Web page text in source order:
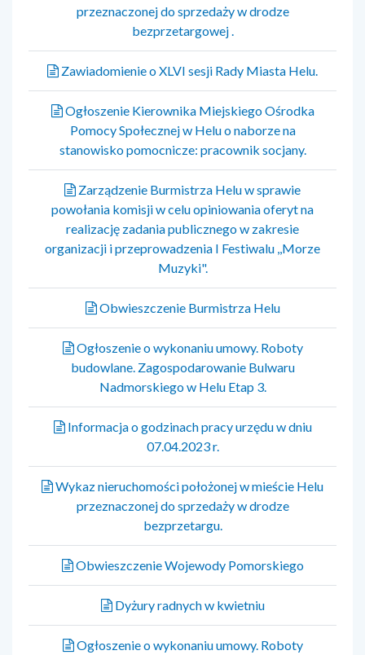
przeznaczonej do sprzedaży w drodze
bezprzetargowej .
Zawiadomienie o XLVI sesji Rady Miasta Helu.
Ogłoszenie Kierownika Miejskiego Ośrodka
Pomocy Społecznej w Helu o naborze na
stanowisko pomocnicze: pracownik socjany.
Zarządzenie Burmistrza Helu w sprawie
powołania komisji w celu opiniowania oferyt na
realizację zadania publicznego w zakresie
organizacji i przeprowadzenia I Festiwalu ,,Morze
Muzyki".
Obwieszczenie Burmistrza Helu
Ogłoszenie o wykonaniu umowy. Roboty
budowlane. Zagospodarowanie Bulwaru
Nadmorskiego w Helu Etap 3.
Informacja o godzinach pracy urzędu w dniu
07.04.2023 r.
Wykaz nieruchomości położonej w mieście Helu
przeznaczonej do sprzedaży w drodze
bezprzetargu.
Obwieszczenie Wojewody Pomorskiego
Dyżury radnych w kwietniu
Ogłoszenie o wykonaniu umowy. Roboty